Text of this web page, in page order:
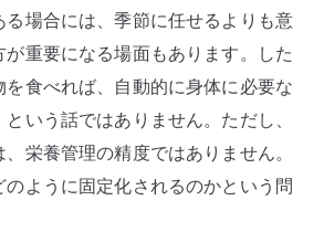
る場合には、季節に任せるよりも意
重要になる場面もあります。した
食べれば、自動的に身体に必要な
いう話ではありません。ただし、
栄養管理の精度ではありません。
ように固定化されるのかという問